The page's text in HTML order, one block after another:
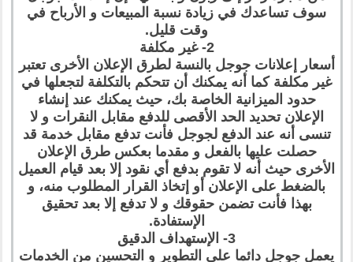
سوف تساعدك في زيادة نسبة المبيعات و الأرباح في
وقت قليل.
2- غير مكلفة
أسعار إعلانات جوجل بالنسة لطرق الإعلان الأخرى تعتبر
غير مكلفة كما أنه يمكنك أن تتحكم بالتكلفة لتجعلها في
حدود الميزانية الخاصة بك، حيث يمكنك عند إنشاء
الإعلان تحديد الحد الأقصى للدفع مقابل النقرات و لا
تنسى أنه عند الدفع لجوجل فأنت تدفع مقابل خدمة قد
حصلت عليها بالفعل و مقدما بعكس طرق الإعلان
الأخرى حيث أنه لا تقوم بدفع أي نقود إلا بعد قيام العميل
بالضغط على الإعلان أو إتخاذ القرار المطلوب منه، و
بهذا فأنت تضمن حقوقك و لا تدفع إلا بعد تحقيق
الإستفادة.
3- الإستهداف الدقيق
يعمل جوجل دائما على التطوير و التحسين من الخدمات